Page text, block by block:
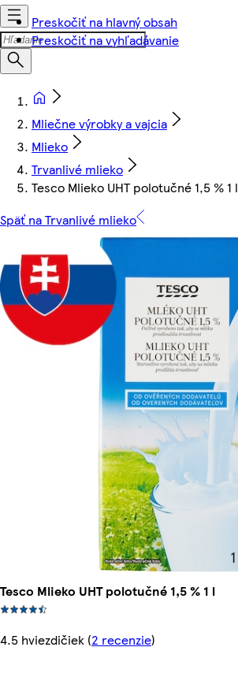
Preskočiť na hlavný obsah
Preskočiť na vyhľadávanie
Mliečne výrobky a vajcia
Mlieko
Trvanlivé mlieko
Tesco Mlieko UHT polotučné 1,5 % 1 l
Späť na Trvanlivé mlieko
Tesco Mlieko UHT polotučné 1,5 % 1 l
4.5 hviezdičiek (2 recenzie)